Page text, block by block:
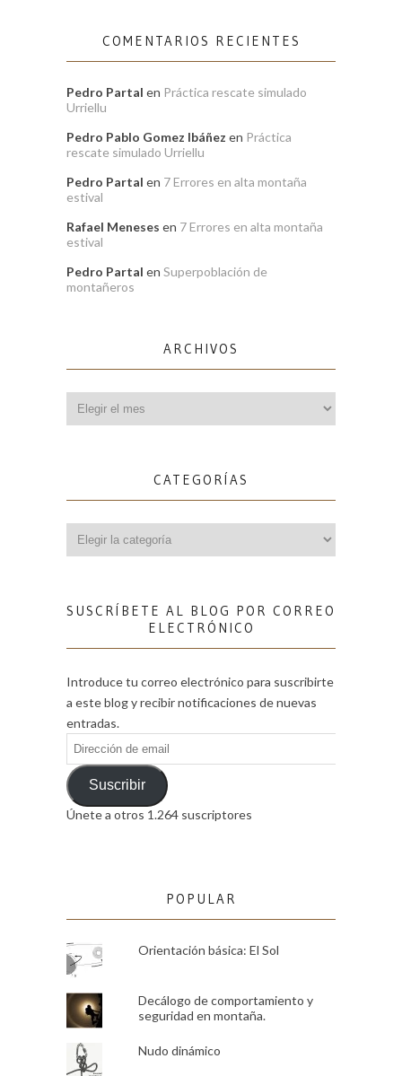
COMENTARIOS RECIENTES
Pedro Partal en Práctica rescate simulado
Urriellu
Pedro Pablo Gomez Ibáñez en Práctica
rescate simulado Urriellu
Pedro Partal en 7 Errores en alta montaña
estival
Rafael Meneses en 7 Errores en alta montaña
estival
Pedro Partal en Superpoblación de
montañeros
ARCHIVOS
CATEGORÍAS
SUSCRÍBETE AL BLOG POR CORREO
ELECTRÓNICO
Introduce tu correo electrónico para suscribirte
a este blog y recibir notificaciones de nuevas
entradas.
Dirección
de
emailSuscribir
Únete a otros 1.264 suscriptores
POPULAR
Orientación básica: El Sol
Decálogo de comportamiento y
seguridad en montaña.
Nudo dinámico